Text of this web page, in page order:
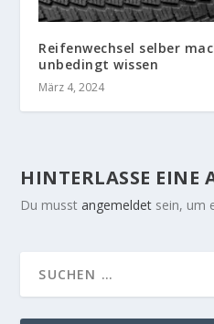
Reifenwechsel selber
unbedingt wissen
März 4, 2024
HINTERLASSE EINE
Du musstangemeldet sein, um